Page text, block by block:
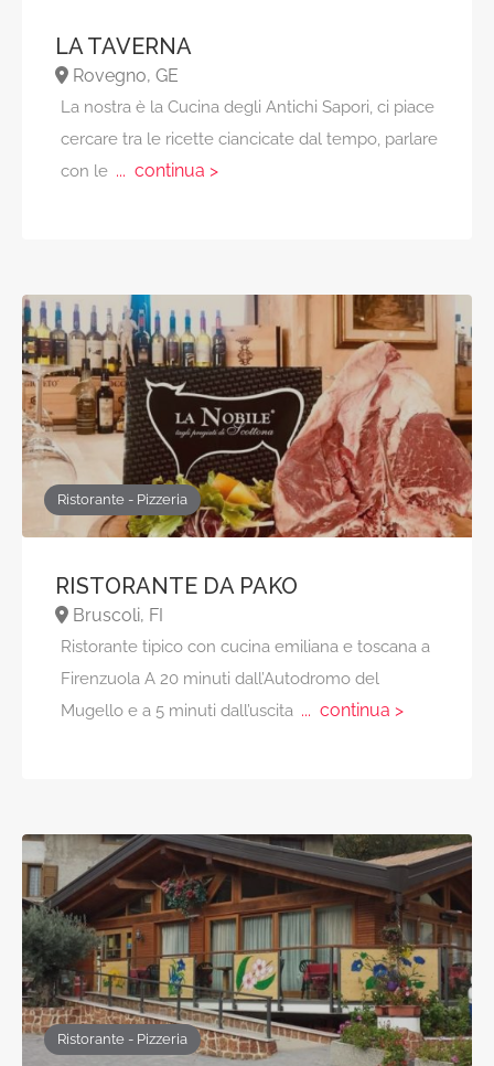
LA TAVERNA
Rovegno, GE
La nostra è la Cucina degli Antichi Sapori, ci piace
cercare tra le ricette ciancicate dal tempo, parlare
con le... continua >
Ristorante - Pizzeria
RISTORANTE DA PAKO
Bruscoli, FI
Ristorante tipico con cucina emiliana e toscana a
Firenzuola A 20 minuti dall’Autodromo del
Mugello e a 5 minuti dall’uscita... continua >
Ristorante - Pizzeria